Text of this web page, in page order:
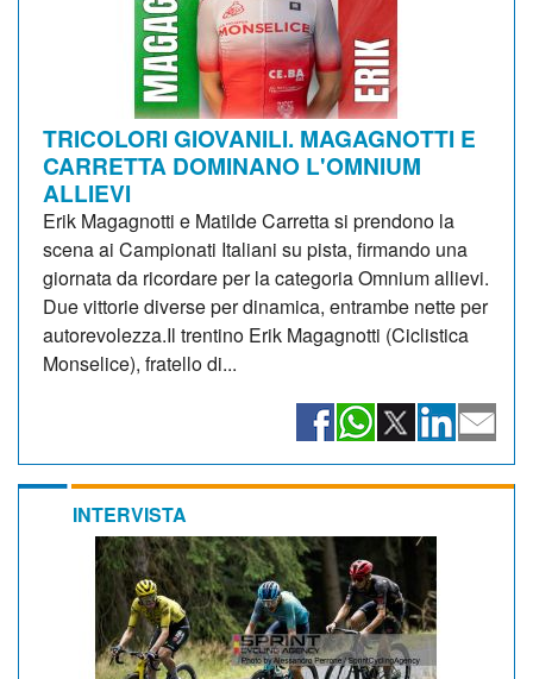
TRICOLORI GIOVANILI. MAGAGNOTTI E
CARRETTA DOMINANO L'OMNIUM
ALLIEVI
Erik Magagnotti e Matilde Carretta si prendono la
scena ai Campionati Italiani su pista, firmando una
giornata da ricordare per la categoria Omnium allievi.
Due vittorie diverse per dinamica, entrambe nette per
autorevolezza.Il trentino Erik Magagnotti (Ciclistica
Monselice), fratello di...
INTERVISTA